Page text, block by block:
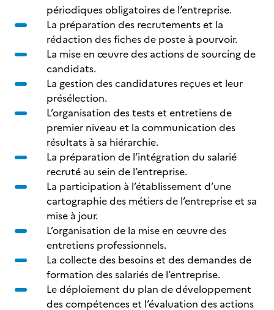
périodiques obligatoires de l’entreprise.
La préparation des recrutements et la
rédaction des fiches de poste à pourvoir.
La mise en œuvre des actions de sourcing de
candidats.
La gestion des candidatures reçues et leur
présélection.
L’organisation des tests et entretiens de
premier niveau et la communication des
résultats à sa hiérarchie.
La préparation de l’intégration du salarié
recruté au sein de l’entreprise.
La participation à l’établissement d’une
cartographie des métiers de l’entreprise et sa
mise à jour.
L’organisation de la mise en œuvre des
entretiens professionnels.
La collecte des besoins et des demandes de
formation des salariés de l’entreprise.
Le déploiement du plan de développement
des compétences et l’évaluation des actions